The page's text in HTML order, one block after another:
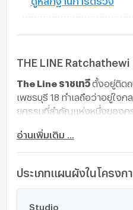
THE LINE Ratchathewi
The Line ราชเทวี ตั้งอยู่ติดถ
เพชรบุรี 18 ทำเลถือว่าอยู่ใจ
ยกรรมที่สำคัญแห่งหนึ่งของก
โรงแรม โรงเรียน มหาวิทยาลัย
750 ม.- ท่าเรือประตูน้ำ : 900
พลาซ่า : 450 ม.- แพลตตินั่ม :
ม.- Central World : 1.1 กม.-
อ่านเพิ่มเติม ...
ประเภทแผนผังในโครงก
Studio